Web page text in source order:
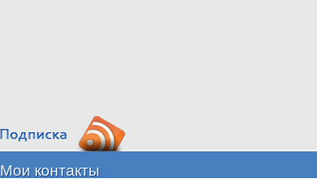
Мои контакты